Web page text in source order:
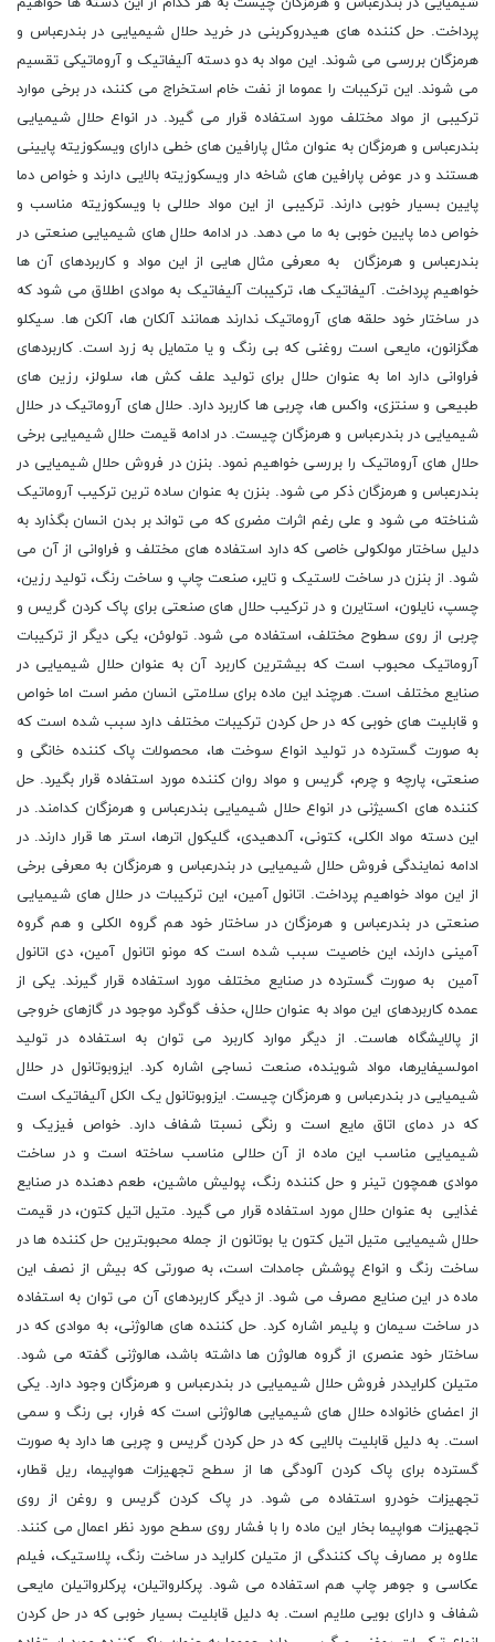
پرداخت. حل کننده های هیدروکربنی در خرید حلال شیمیایی در بندرعباس و
هرمزگان بررسی می شوند. این مواد به دو دسته آلیفاتیک و آروماتیکی تقسیم
می شوند. این ترکیبات را عموما از نفت خام استخراج می کنند، در برخی موارد
ترکیبی از مواد مختلف مورد استفاده قرار می گیرد. در انواع حلال شیمیایی
بندرعباس و هرمزگان به عنوان مثال پارافین های خطی دارای ویسکوزیته پایینی
هستند و در عوض پارافین های شاخه دار ویسکوزیته بالایی دارند و خواص دما
پایین بسیار خوبی دارند. ترکیبی از این مواد حلالی با ویسکوزیته مناسب و
خواص دما پایین خوبی به ما می دهد. در ادامه حلال های شیمیایی صنعتی در
بندرعباس و هرمزگان به معرفی مثال هایی از این مواد و کاربردهای آن ها
خواهیم پرداخت. آلیفاتیک ها، ترکیبات آلیفاتیک به موادی اطلاق می شود که
در ساختار خود حلقه های آروماتیک ندارند همانند آلکان ها، آلکن ها. سیکلو
هگزانون، مایعی است روغنی که بی رنگ و یا متمایل به زرد است. کاربردهای
فراوانی دارد اما به عنوان حلال برای تولید علف کش ها، سلولز، رزین های
طبیعی و سنتزی، واکس ها، چربی ها کاربرد دارد. حلال های آروماتیک در حلال
شیمیایی در بندرعباس و هرمزگان چیست. در ادامه قیمت حلال شیمیایی برخی
حلال های آروماتیک را بررسی خواهیم نمود. بنزن در فروش حلال شیمیایی در
بندرعباس و هرمزگان ذکر می شود. بنزن به عنوان ساده ترین ترکیب آروماتیک
شناخته می شود و علی رغم اثرات مضری که می تواند بر بدن انسان بگذارد به
دلیل ساختار مولکولی خاصی که دارد استفاده های مختلف و فراوانی از آن می
شود. از بنزن در ساخت لاستیک و تایر، صنعت چاپ و ساخت رنگ، تولید رزین،
چسپ، نایلون، استایرن و در ترکیب حلال های صنعتی برای پاک کردن گریس و
چربی از روی سطوح مختلف، استفاده می شود. تولوئن، یکی دیگر از ترکیبات
آروماتیک محبوب است که بیشترین کاربرد آن به عنوان حلال شیمیایی در
صنایع مختلف است. هرچند این ماده برای سلامتی انسان مضر است اما خواص
و قابلیت های خوبی که در حل کردن ترکیبات مختلف دارد سبب شده است که
به صورت گسترده در تولید انواع سوخت ها، محصولات پاک کننده خانگی و
صنعتی، پارچه و چرم، گریس و مواد روان کننده مورد استفاده قرار بگیرد. حل
کننده های اکسیژنی در انواع حلال شیمیایی بندرعباس و هرمزگان کدامند. در
این دسته مواد الکلی، کتونی، آلدهیدی، گلیکول اترها، استر ها قرار دارند. در
ادامه نمایندگی فروش حلال شیمیایی در بندرعباس و هرمزگان به معرفی برخی
از این مواد خواهیم پرداخت. اتانول آمین، این ترکیبات در حلال های شیمیایی
صنعتی در بندرعباس و هرمزگان در ساختار خود هم گروه الکلی و هم گروه
آمینی دارند، این خاصیت سبب شده است که مونو اتانول آمین، دی اتانول
آمین به صورت گسترده در صنایع مختلف مورد استفاده قرار گیرند. یکی از
عمده کاربردهای این مواد به عنوان حلال، حذف گوگرد موجود در گازهای خروجی
از پالایشگاه هاست. از دیگر موارد کاربرد می توان به استفاده در تولید
امولسیفایرها، مواد شوینده، صنعت نساجی اشاره کرد. ایزوبوتانول در حلال
شیمیایی در بندرعباس و هرمزگان چیست. ایزوبوتانول یک الکل آلیفاتیک است
که در دمای اتاق مایع است و رنگی نسبتا شفاف دارد. خواص فیزیک و
شیمیایی مناسب این ماده از آن حلالی مناسب ساخته است و در ساخت
موادی همچون تینر و حل کننده رنگ، پولیش ماشین، طعم دهنده در صنایع
غذایی به عنوان حلال مورد استفاده قرار می گیرد. متیل اتیل کتون، در قیمت
حلال شیمیایی متیل اتیل کتون یا بوتانون از جمله محبوبترین حل کننده ها در
ساخت رنگ و انواع پوشش جامدات است، به صورتی که بیش از نصف این
ماده در این صنایع مصرف می شود. از دیگر کاربردهای آن می توان به استفاده
در ساخت سیمان و پلیمر اشاره کرد. حل کننده های هالوژنی، به موادی که در
ساختار خود عنصری از گروه هالوژن ها داشته باشد، هالوژنی گفته می شود.
متیلن کلرایددر فروش حلال شیمیایی در بندرعباس و هرمزگان وجود دارد. یکی
از اعضای خانواده حلال های شیمیایی هالوژنی است که فرار، بی رنگ و سمی
است. به دلیل قابلیت بالایی که در حل کردن گریس و چربی ها دارد به صورت
گسترده برای پاک کردن آلودگی ها از سطح تجهیزات هواپیما، ریل قطار،
تجهیزات خودرو استفاده می شود. در پاک کردن گریس و روغن از روی
تجهیزات هواپیما بخار این ماده را با فشار روی سطح مورد نظر اعمال می کنند.
علاوه بر مصارف پاک کنندگی از متیلن کلراید در ساخت رنگ، پلاستیک، فیلم
عکاسی و جوهر چاپ هم استفاده می شود. پرکلرواتیلن، پرکلرواتیلن مایعی
شفاف و دارای بویی ملایم است. به دلیل قابلیت بسیار خوبی که در حل کردن